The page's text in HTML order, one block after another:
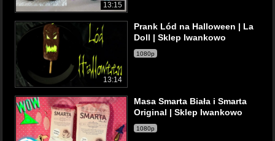
13:15
13:14
Prank Lód na Halloween | La
Doll | Sklep Iwankowo
1080p
Masa Smarta Biała i Smarta
Original | Sklep Iwankowo
1080p